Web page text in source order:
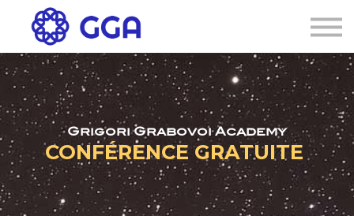
AGENDA
Connexion
S'inscrire
Grigori Grabovoi Academy
CONFÉRENCE GRATUITE